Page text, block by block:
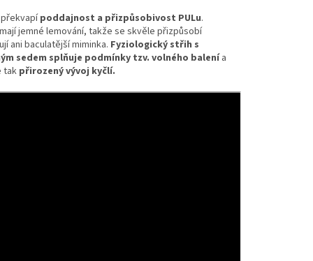
poddajnost a přizpůsobivost PULu.
jemné lemování, takže se skvěle přizpůsobí
ani baculatější miminka. Fyziologický střih s
sedem splňuje podmínky tzv. volného balenía
takpřirozený vývoj kyčlí.